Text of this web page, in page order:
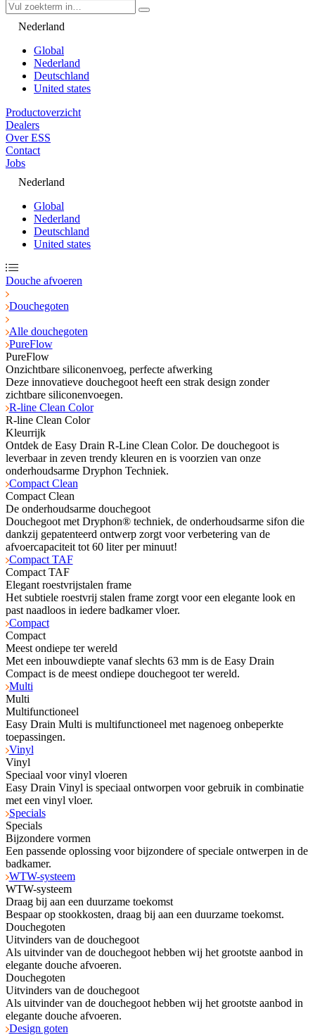
Nederland
Global
Nederland
Deutschland
United states
Productoverzicht
Dealers
Over ESS
Contact
Jobs
Nederland
Global
Nederland
Deutschland
United states
Douche afvoeren
Douchegoten
Alle douchegoten
PureFlow
PureFlow
Onzichtbare siliconenvoeg, perfecte afwerking
Deze innovatieve douchegoot heeft een strak design zonder
zichtbare siliconenvoegen.
R-line Clean Color
R-line Clean Color
Kleurrijk
Ontdek de Easy Drain R-Line Clean Color. De douchegoot is
leverbaar in zeven trendy kleuren en is voorzien van onze
onderhoudsarme Dryphon Techniek.
Compact Clean
Compact Clean
De onderhoudsarme douchegoot
Douchegoot met Dryphon® techniek, de onderhoudsarme sifon die
dankzij gepatenteerd ontwerp zorgt voor verbetering van de
afvoercapaciteit tot 60 liter per minuut!
Compact TAF
Compact TAF
Elegant roestvrijstalen frame
Het subtiele roestvrij stalen frame zorgt voor een elegante look en
past naadloos in iedere badkamer vloer.
Compact
Compact
Meest ondiepe ter wereld
Met een inbouwdiepte vanaf slechts 63 mm is de Easy Drain
Compact is de meest ondiepe douchegoot ter wereld.
Multi
Multi
Multifunctioneel
Easy Drain Multi is multifunctioneel met nagenoeg onbeperkte
toepassingen.
Vinyl
Vinyl
Speciaal voor vinyl vloeren
Easy Drain Vinyl is speciaal ontworpen voor gebruik in combinatie
met een vinyl vloer.
Specials
Specials
Bijzondere vormen
Een passende oplossing voor bijzondere of speciale ontwerpen in de
badkamer.
WTW-systeem
WTW-systeem
Draag bij aan een duurzame toekomst
Bespaar op stookkosten, draag bij aan een duurzame toekomst.
Douchegoten
Uitvinders van de douchegoot
Als uitvinder van de douchegoot hebben wij het grootste aanbod in
elegante douche afvoeren.
Douchegoten
Uitvinders van de douchegoot
Als uitvinder van de douchegoot hebben wij het grootste aanbod in
elegante douche afvoeren.
Design goten